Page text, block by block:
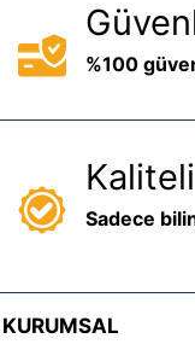
%100
Sadece
KURUMSAL